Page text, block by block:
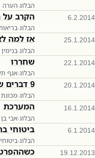
הבלוג·הערה
6.2.2014 הקרב
הבלוג·
25.1.2014 אז למה
הבלוג·
22.1.2014 שחררו
הבלוג·אגף
20.1.2014 9 דברים שלמדתי הערב
הבלוג·
16.1.2014 המערכת
הבלוג·אבי
6.1.2014 ביטוחי
הבלוג·
19.12.2013